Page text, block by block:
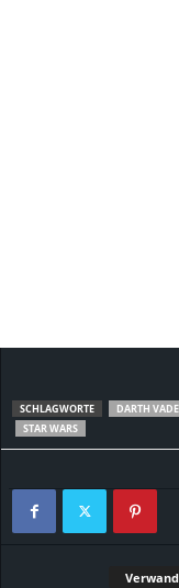
SCHLAGWORTE DARTH
STAR WARS